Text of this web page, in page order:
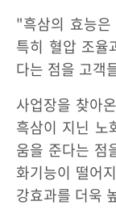
"흑삼의 효능
특히 혈압 조율
다는 점을 고객
사업장을 찾아
흑삼이 지닌 노
움을 준다는 점
화기능이 떨어
강효과를 더욱